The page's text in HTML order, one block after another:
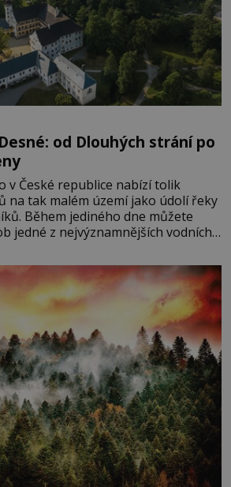
od Dlouhých strání po
v České republice nabízí tolik
na tak malém území jako údolí řeky
Během jediného dne můžete
jedné z nejvýznamnějších vodních
zakončit poznáváním památek ve
v termálním